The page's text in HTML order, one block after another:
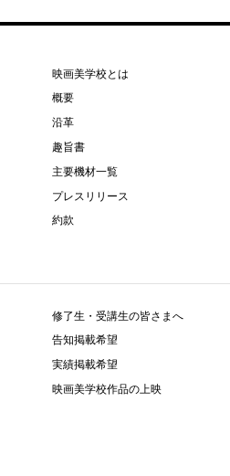
映画美学校とは
概要
沿革
趣旨書
主要機材一覧
プレスリリース
約款
修了生・受講生の皆さまへ
告知掲載希望
実績掲載希望
映画美学校作品の上映